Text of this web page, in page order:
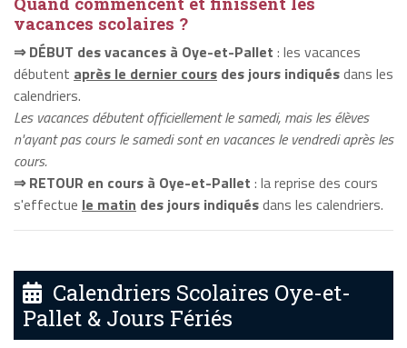
vacances scolaires ?
⇒ DÉBUT des vacances à Oye-et-Pallet : les vacances
débutent après le dernier cours des jours indiquésdans les
calendriers.
Les vacances débutent officiellement le samedi, mais les élèves
n'ayant pas cours le samedi sont en vacances le vendredi après les
cours.
⇒ RETOUR en cours à Oye-et-Pallet : la reprise des cours
s'effectue le matin des jours indiquésdans les calendriers.
Calendriers Scolaires Oye-et-
Pallet & Jours Fériés